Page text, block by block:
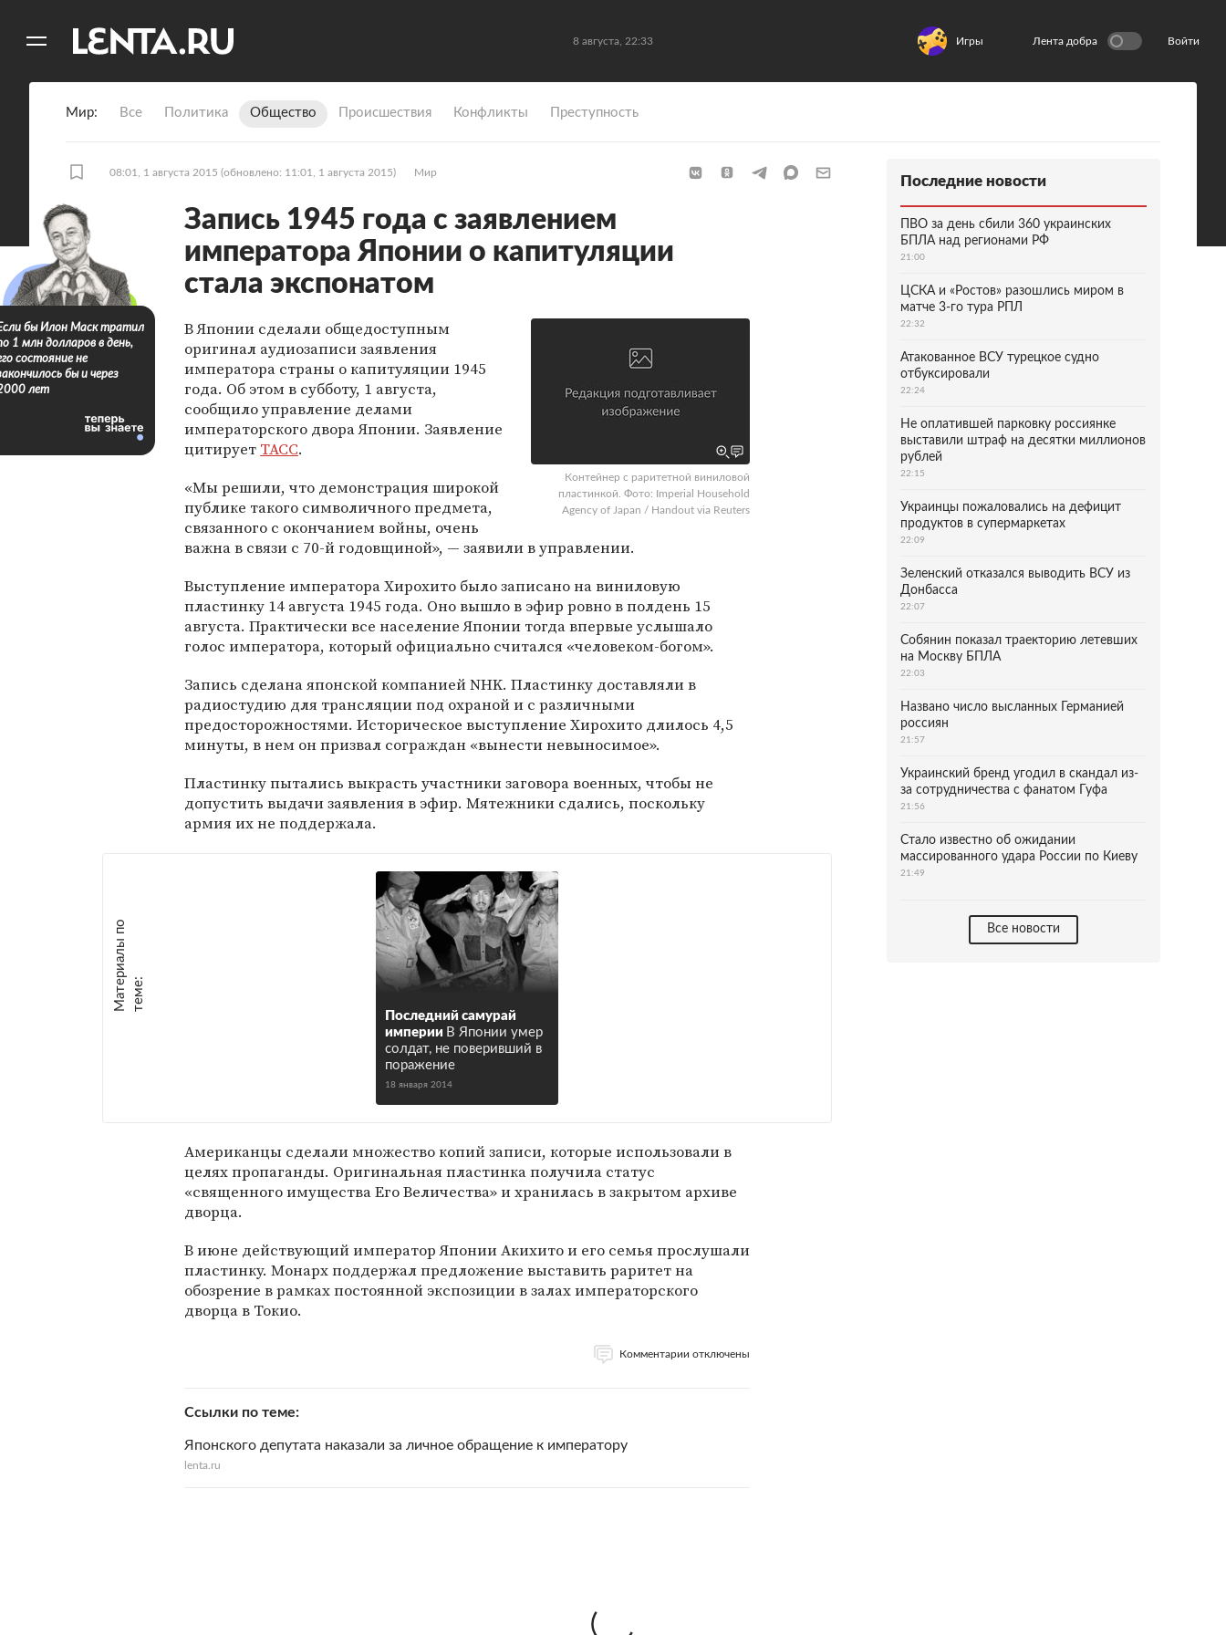
8 августа, 22:33 Игры Лента добра Войти
Мир Все Политика Общество Происшествия Конфликты Преступность
08:01, 1 августа 2015 (обновлено: 11:01, 1 августа 2015) Мир
Запись 1945 года с заявлением
императора Японии о капитуляции
стала экспонатом
Контейнер с раритетной виниловой
пластинкой. Фото: Imperial Household
Agency of Japan / Handout via Reuters
В Японии сделали общедоступным
оригинал аудиозаписи заявления
императора страны о капитуляции 1945
года. Об этом в субботу, 1 августа,
сообщило управление делами
императорского двора Японии. Заявление
цитирует ТАСС.
«Мы решили, что демонстрация широкой
публике такого символичного предмета,
связанного с окончанием войны, очень
важна в связи с 70-й годовщиной», — заявили в управлении.
Выступление императора Хирохито было записано на виниловую
пластинку 14 августа 1945 года. Оно вышло в эфир ровно в полдень 15
августа. Практически все население Японии тогда впервые услышало
голос императора, который официально считался «человеком-богом».
Запись сделана японской компанией NHK. Пластинку доставляли в
радиостудию для трансляции под охраной и с различными
предосторожностями. Историческое выступление Хирохито длилось 4,5
минуты, в нем он призвал сограждан «вынести невыносимое».
Пластинку пытались выкрасть участники заговора военных, чтобы не
допустить выдачи заявления в эфир. Мятежники сдались, поскольку
армия их не поддержала.
М
а
т е
р
и
а
л
ы
п
о
т
е
м
е :
Последний самурай
империи В Японии умер
солдат, не поверивший в
поражение
18 января 2014
Американцы сделали множество копий записи, которые использовали в
целях пропаганды. Оригинальная пластинка получила статус
«священного имущества Его Величества» и хранилась в закрытом архиве
дворца.
В июне действующий император Японии Акихито и его семья прослушали
пластинку. Монарх поддержал предложение выставить раритет на
обозрение в рамках постоянной экспозиции в залах императорского
дворца в Токио.
Комментарии отключены
Ссылки по теме
Японского депутата наказали за личное обращение к императору
lenta.ru
бы Илон Маск тратил
1 млн долларов в день,
состояние не
бы и через
лет
Последние новости
ПВО за день сбили 360 украинских
БПЛА над регионами РФ
21:00
ЦСКА и «Ростов» разошлись миром в
матче 3-го тура РПЛ
22:32
Атакованное ВСУ турецкое судно
отбуксировали
22:24
Не оплатившей парковку россиянке
выставили штраф на десятки миллионов
рублей
22:15
Украинцы пожаловались на дефицит
продуктов в супермаркетах
22:09
Зеленский отказался выводить ВСУ из
Донбасса
22:07
Собянин показал траекторию летевших
на Москву БПЛА
22:03
Названо число высланных Германией
россиян
21:57
Украинский бренд угодил в скандал из-
за сотрудничества с фанатом Гуфа
21:56
Стало известно об ожидании
массированного удара России по Киеву
21:49
Все новости